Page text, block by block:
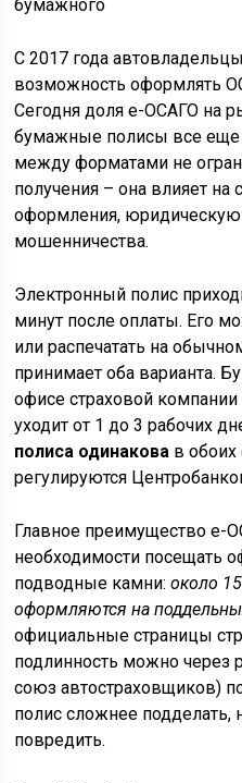
С 2017 года
возможность оформлять
Сегодня доля e-ОСАГО на
бумажные полисы все еще
между форматами не
получения – она влияет на
оформления,
мошенничества.
Электронный полис
минут после оплаты. Его
или распечатать на
принимает оба варианта.
офисе страховой компании
уходит от 1 до 3 рабочих
полиса одинакова в обоих
регулируются
Главное преимущество e-
необходимости посещать
подводные камни:около
оформляются на
официальные страницы
подлинность можно через
союз автостраховщиков)
полис сложнее подделать,
повредить.